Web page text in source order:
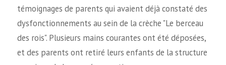
témoignages de parents qui avaient déjà constaté des
dysfonctionnements au sein de la crèche "Le berceau
des rois". Plusieurs mains courantes ont été déposées,
et des parents ont retiré leurs enfants de la structure